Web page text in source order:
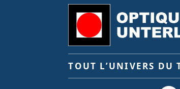
TOUT L’UNIVERS DU